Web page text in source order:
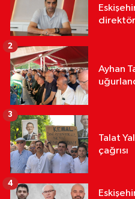
Ayhan
2
Talat
çağrısı
3
4